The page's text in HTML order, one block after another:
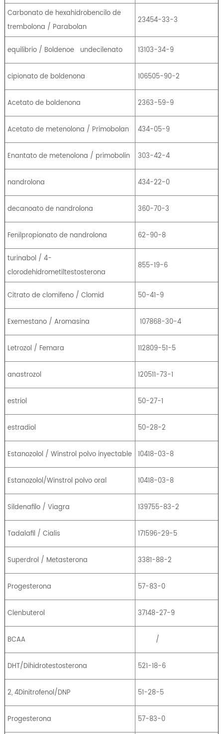
Carbonato de hexahidrobencilo de
trembolona / Parabolan
23454-33-3
equilibrio / Boldenoe undecilenato 13103-34-9
cipionato de boldenona 106505-90-2
Acetato de boldenona 2363-59-9
Acetato de metenolona / Primobolan 434-05-9
Enantato de metenolona / primobolin 303-42-4
nandrolona 434-22-0
decanoato de nandrolona 360-70-3
Fenilpropionato de nandrolona 62-90-8
turinabol / 4-
clorodehidrometiltestosterona
855-19-6
Citrato de clomifeno / Clomid 50-41-9
Exemestano / Aromasina 107868-30-4
Letrozol / Femara 112809-51-5
anastrozol 120511-73-1
estriol 50-27-1
estradiol 50-28-2
Estanozolol / Winstrol polvo inyectable 10418-03-8
Estanozolol/Winstrol polvo oral 10418-03-8
Sildenafilo / Viagra 139755-83-2
Tadalafil / Cialis 171596-29-5
Superdrol / Metasterona 3381-88-2
Progesterona 57-83-0
Clenbuterol 37148-27-9
BCAA /
DHT/Dihidrotestosterona 521-18-6
2, 4Dinitrofenol/DNP 51-28-5
Progesterona 57-83-0